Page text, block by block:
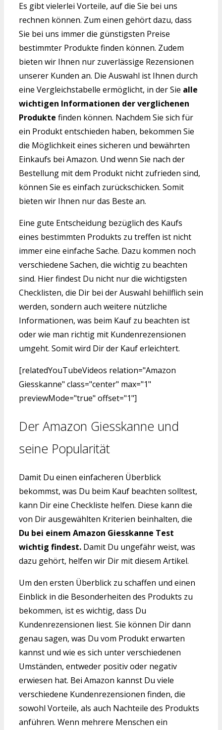
Es gibt vielerlei Vorteile, auf die Sie bei uns
rechnen können. Zum einen gehört dazu, dass
Sie bei uns immer die günstigsten Preise
bestimmter Produkte finden können. Zudem
bieten wir Ihnen nur zuverlässige Rezensionen
unserer Kunden an. Die Auswahl ist Ihnen durch
eine Vergleichstabelle ermöglicht, in der Sie alle
wichtigen Informationen der verglichenen
Produkte finden können. Nachdem Sie sich für
ein Produkt entschieden haben, bekommen Sie
die Möglichkeit eines sicheren und bewährten
Einkaufs bei Amazon. Und wenn Sie nach der
Bestellung mit dem Produkt nicht zufrieden sind,
können Sie es einfach zurückschicken. Somit
bieten wir Ihnen nur das Beste an.
Eine gute Entscheidung bezüglich des Kaufs
eines bestimmten Produkts zu treffen ist nicht
immer eine einfache Sache. Dazu kommen noch
verschiedene Sachen, die wichtig zu beachten
sind. Hier findest Du nicht nur die wichtigsten
Checklisten, die Dir bei der Auswahl behilflich sein
werden, sondern auch weitere nützliche
Informationen, was beim Kauf zu beachten ist
oder wie man richtig mit Kundenrezensionen
umgeht. Somit wird Dir der Kauf erleichtert.
[relatedYouTubeVideos relation="Amazon
Giesskanne" class="center" max="1"
previewMode="true" offset="1"]
Der Amazon Giesskanne und
seine Popularität
Damit Du einen einfacheren Überblick
bekommst, was Du beim Kauf beachten solltest,
kann Dir eine Checkliste helfen. Diese kann die
von Dir ausgewählten Kriterien beinhalten, die
Du bei einem Amazon Giesskanne Test
wichtig findest. Damit Du ungefähr weist, was
dazu gehört, helfen wir Dir mit diesem Artikel.
Um den ersten Überblick zu schaffen und einen
Einblick in die Besonderheiten des Produkts zu
bekommen, ist es wichtig, dass Du
Kundenrezensionen liest. Sie können Dir dann
genau sagen, was Du vom Produkt erwarten
kannst und wie es sich unter verschiedenen
Umständen, entweder positiv oder negativ
erwiesen hat. Bei Amazon kannst Du viele
verschiedene Kundenrezensionen finden, die
sowohl Vorteile, als auch Nachteile des Produkts
anführen. Wenn mehrere Menschen ein